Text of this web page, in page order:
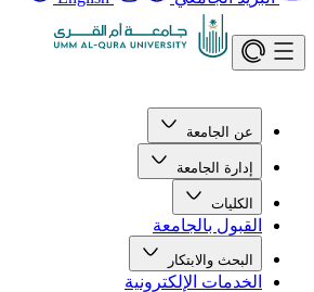
عن الجامعة
إدارة الجامعة
الكليات
القبول بالجامعة
البحث والابتكار
الخدمات الإلكترونية